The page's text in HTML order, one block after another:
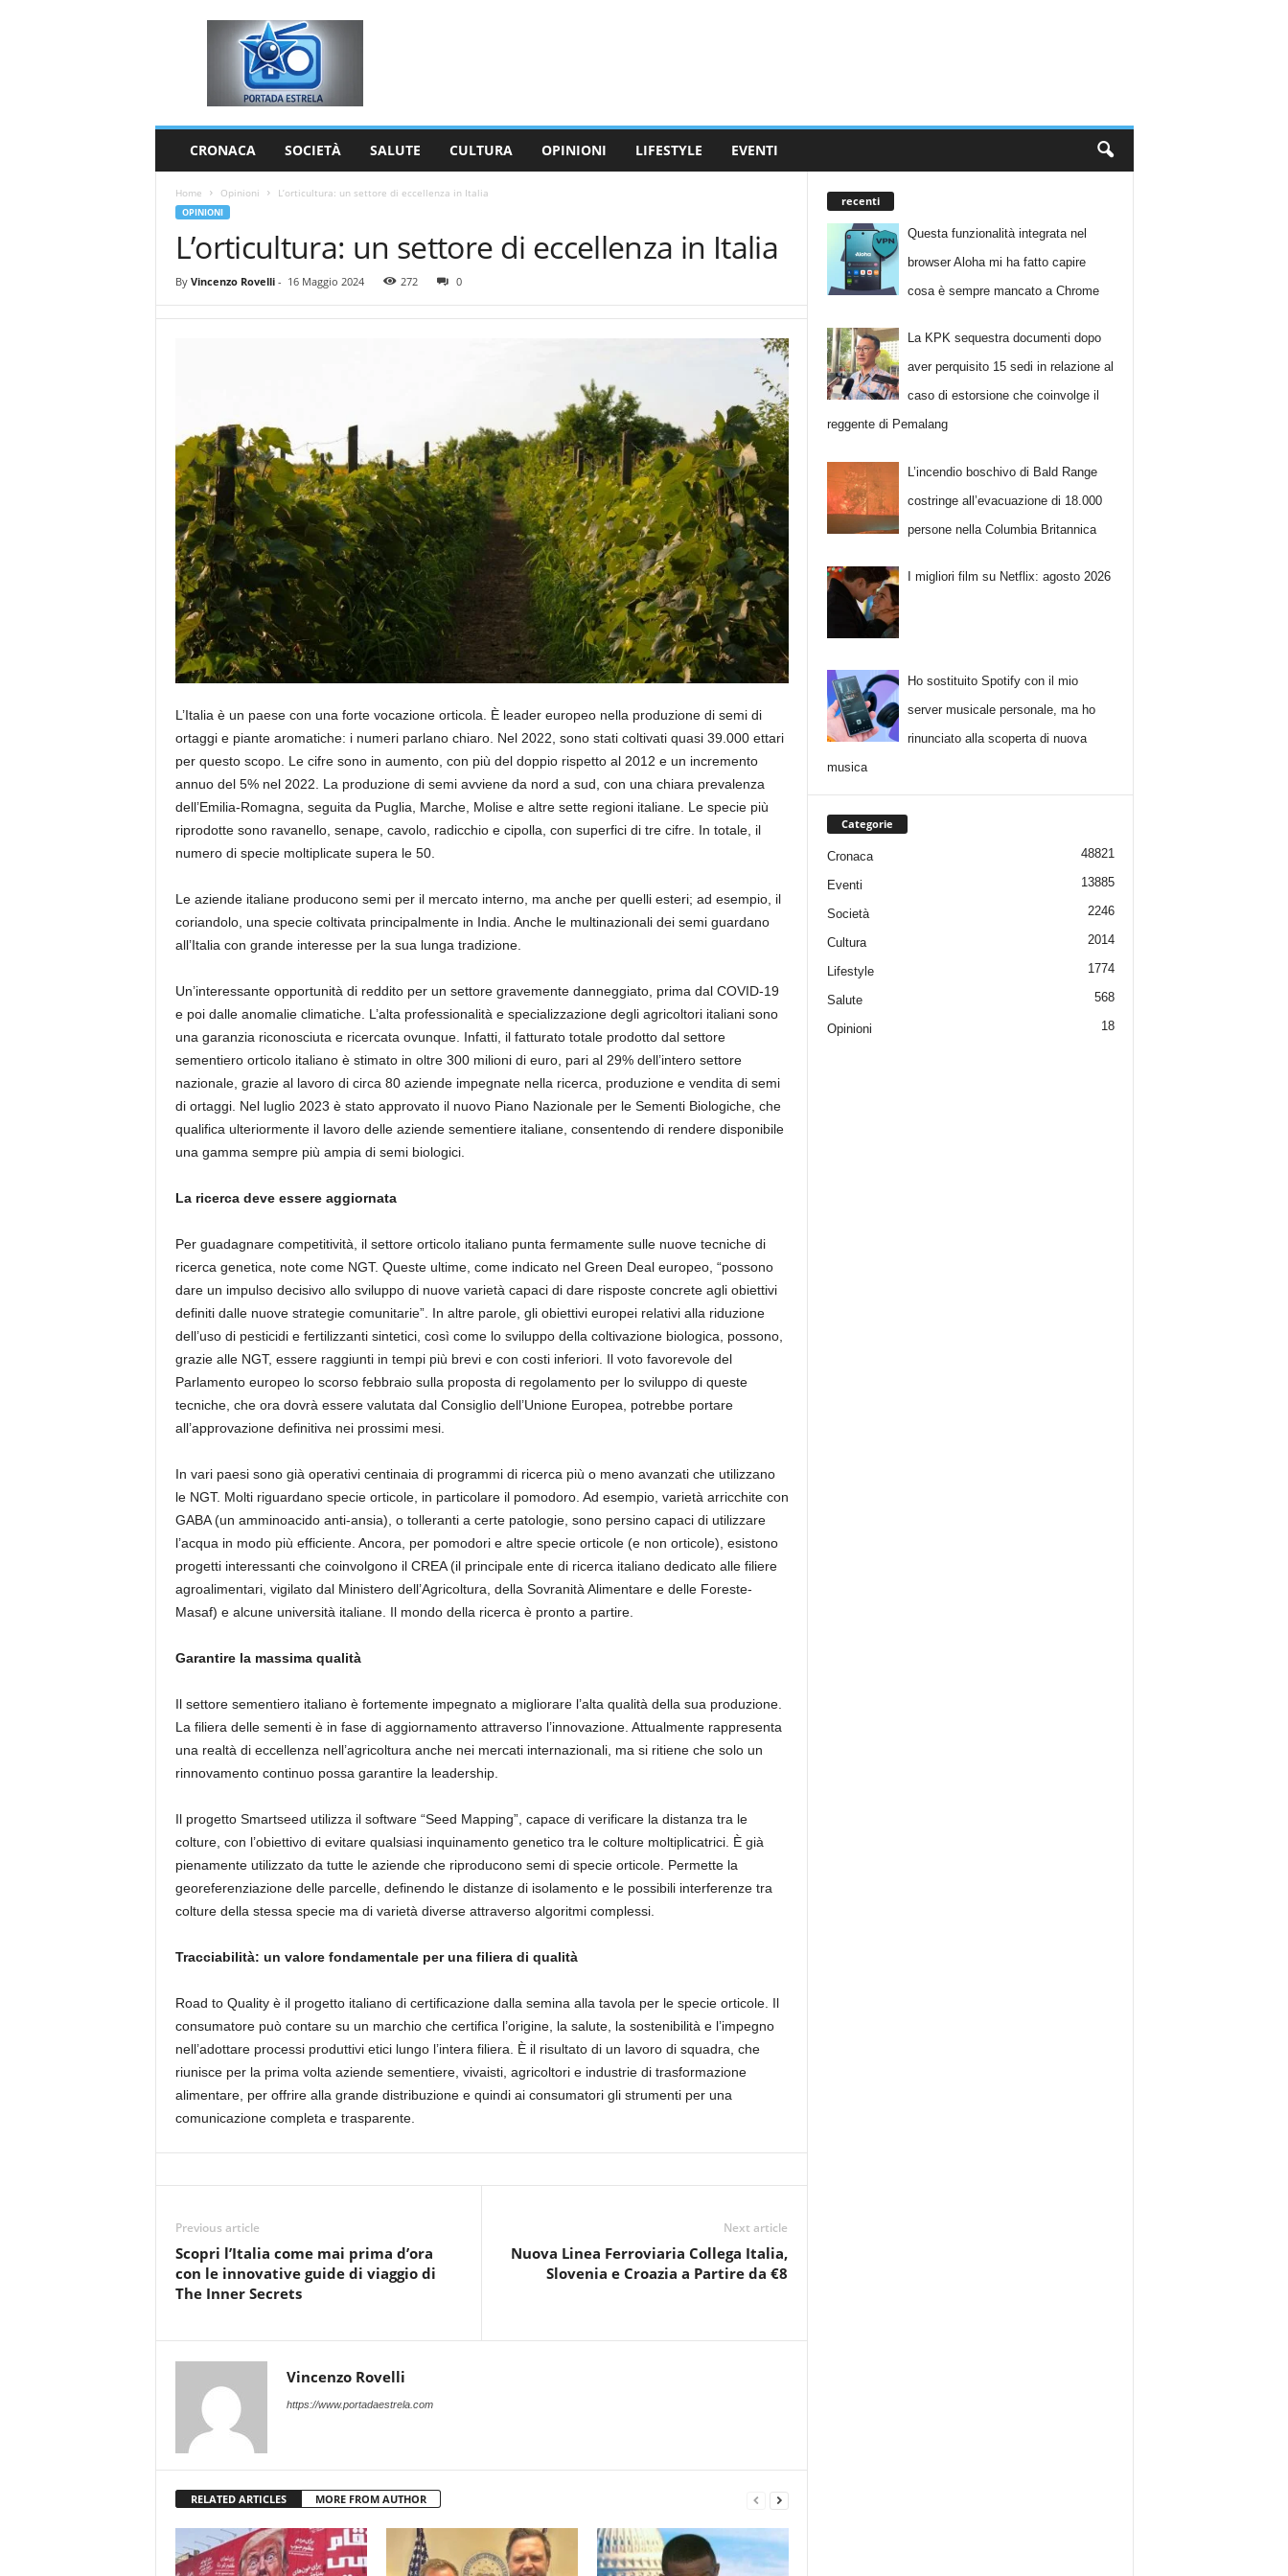
CRONACA SOCIETÀ SALUTE CULTURA OPINIONI LIFESTYLE EVENTI
Home Opinioni L’orticultura: un settore di eccellenza in Italia
OPINIONI
L’orticultura: un settore di eccellenza in Italia
By Vincenzo Rovelli- 16 Maggio 2024 272 0
L’Italia è un paese con una forte vocazione orticola. È leader europeo nella produzione di semi di
ortaggi e piante aromatiche: i numeri parlano chiaro. Nel 2022, sono stati coltivati quasi 39.000 ettari
per questo scopo. Le cifre sono in aumento, con più del doppio rispetto al 2012 e un incremento
annuo del 5% nel 2022. La produzione di semi avviene da nord a sud, con una chiara prevalenza
dell’Emilia-Romagna, seguita da Puglia, Marche, Molise e altre sette regioni italiane. Le specie più
riprodotte sono ravanello, senape, cavolo, radicchio e cipolla, con superfici di tre cifre. In totale, il
numero di specie moltiplicate supera le 50.
Le aziende italiane producono semi per il mercato interno, ma anche per quelli esteri; ad esempio, il
coriandolo, una specie coltivata principalmente in India. Anche le multinazionali dei semi guardano
all’Italia con grande interesse per la sua lunga tradizione.
Un’interessante opportunità di reddito per un settore gravemente danneggiato, prima dal COVID-19
e poi dalle anomalie climatiche. L’alta professionalità e specializzazione degli agricoltori italiani sono
una garanzia riconosciuta e ricercata ovunque. Infatti, il fatturato totale prodotto dal settore
sementiero orticolo italiano è stimato in oltre 300 milioni di euro, pari al 29% dell’intero settore
nazionale, grazie al lavoro di circa 80 aziende impegnate nella ricerca, produzione e vendita di semi
di ortaggi. Nel luglio 2023 è stato approvato il nuovo Piano Nazionale per le Sementi Biologiche, che
qualifica ulteriormente il lavoro delle aziende sementiere italiane, consentendo di rendere disponibile
una gamma sempre più ampia di semi biologici.
La ricerca deve essere aggiornata
Per guadagnare competitività, il settore orticolo italiano punta fermamente sulle nuove tecniche di
ricerca genetica, note come NGT. Queste ultime, come indicato nel Green Deal europeo, “possono
dare un impulso decisivo allo sviluppo di nuove varietà capaci di dare risposte concrete agli obiettivi
definiti dalle nuove strategie comunitarie”. In altre parole, gli obiettivi europei relativi alla riduzione
dell’uso di pesticidi e fertilizzanti sintetici, così come lo sviluppo della coltivazione biologica, possono,
grazie alle NGT, essere raggiunti in tempi più brevi e con costi inferiori. Il voto favorevole del
Parlamento europeo lo scorso febbraio sulla proposta di regolamento per lo sviluppo di queste
tecniche, che ora dovrà essere valutata dal Consiglio dell’Unione Europea, potrebbe portare
all’approvazione definitiva nei prossimi mesi.
In vari paesi sono già operativi centinaia di programmi di ricerca più o meno avanzati che utilizzano
le NGT. Molti riguardano specie orticole, in particolare il pomodoro. Ad esempio, varietà arricchite con
GABA (un amminoacido anti-ansia), o tolleranti a certe patologie, sono persino capaci di utilizzare
l’acqua in modo più efficiente. Ancora, per pomodori e altre specie orticole (e non orticole), esistono
progetti interessanti che coinvolgono il CREA (il principale ente di ricerca italiano dedicato alle filiere
agroalimentari, vigilato dal Ministero dell’Agricoltura, della Sovranità Alimentare e delle Foreste-
Masaf) e alcune università italiane. Il mondo della ricerca è pronto a partire.
Garantire la massima qualità
Il settore sementiero italiano è fortemente impegnato a migliorare l’alta qualità della sua produzione.
La filiera delle sementi è in fase di aggiornamento attraverso l’innovazione. Attualmente rappresenta
una realtà di eccellenza nell’agricoltura anche nei mercati internazionali, ma si ritiene che solo un
rinnovamento continuo possa garantire la leadership.
Il progetto Smartseed utilizza il software “Seed Mapping”, capace di verificare la distanza tra le
colture, con l’obiettivo di evitare qualsiasi inquinamento genetico tra le colture moltiplicatrici. È già
pienamente utilizzato da tutte le aziende che riproducono semi di specie orticole. Permette la
georeferenziazione delle parcelle, definendo le distanze di isolamento e le possibili interferenze tra
colture della stessa specie ma di varietà diverse attraverso algoritmi complessi.
Tracciabilità: un valore fondamentale per una filiera di qualità
Road to Quality è il progetto italiano di certificazione dalla semina alla tavola per le specie orticole. Il
consumatore può contare su un marchio che certifica l’origine, la salute, la sostenibilità e l’impegno
nell’adottare processi produttivi etici lungo l’intera filiera. È il risultato di un lavoro di squadra, che
riunisce per la prima volta aziende sementiere, vivaisti, agricoltori e industrie di trasformazione
alimentare, per offrire alla grande distribuzione e quindi ai consumatori gli strumenti per una
comunicazione completa e trasparente.
Previous article
Scopri l’Italia come mai prima d’ora
con le innovative guide di viaggio di
The Inner Secrets
Next article
Nuova Linea Ferroviaria Collega Italia,
Slovenia e Croazia a Partire da €8
Vincenzo Rovelli
https://www.portadaestrela.com
RELATED ARTICLES MORE FROM AUTHOR
recenti
Questa funzionalità integrata nel
browser Aloha mi ha fatto capire
cosa è sempre mancato a Chrome
La KPK sequestra documenti dopo
aver perquisito 15 sedi in relazione al
caso di estorsione che coinvolge il
reggente di Pemalang
L’incendio boschivo di Bald Range
costringe all’evacuazione di 18.000
persone nella Columbia Britannica
I migliori film su Netflix: agosto 2026
Ho sostituito Spotify con il mio
server musicale personale, ma ho
rinunciato alla scoperta di nuova
musica
Categorie
Cronaca 48821
Eventi 13885
Società 2246
Cultura 2014
Lifestyle 1774
Salute 568
Opinioni 18